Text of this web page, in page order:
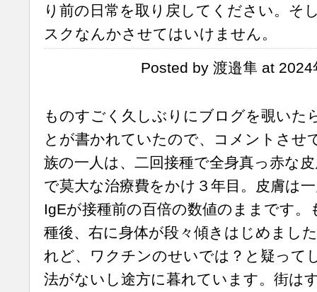
り前の日常を取り戻してください。そ
スクなんかさせてはいけません。
Posted by 渡邉隼 at
ものすごく久しぶりにブログを覗いた
とが書かれていたので、コメントさせ
族の一人は、二回接種で全身真っ赤な
で莫大な治療費をかけ３年目。皮膚は
IgEが接種前の百倍の数値のままです。
種後、右に身体が段々傾きはじめまし
れど、ワクチンのせいでは？と疑って
法がないし途方に暮れています。街は